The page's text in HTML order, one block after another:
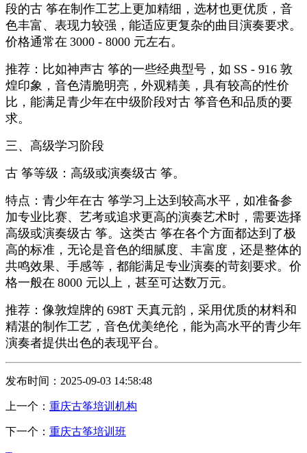
段的古 筝在制作工艺上更加精细，选材也更优质，音
色丰富、表现力较强，能适应更复杂的曲目演奏要求。
价格通常在 3000 - 8000 元左右。
推荐：比如神声古 筝的一些经典型号，如 SS - 916 敦
煌印象，音色清脆明亮，外观精美，具有较高的性价
比，能满足青少年在中级阶段对古 筝音色和品质的要
求。
三、高级学习阶段
古 筝等级：高级或演奏级古 筝。
特点：青少年在古 筝学习上达到较高水平，如准备参
加专业比赛、艺考或追求更高的演奏艺术时，需要选择
高级或演奏级古 筝。这类古 筝在各个方面都达到了极
高的标准，无论是音色的细腻度、丰富度，还是整体的
共鸣效果、手感等，都能满足专业演奏的苛刻要求。价
格一般在 8000 元以上，甚至可达数万元。
推荐：像敦煌牌的 698T 天真元韵，采用优质的材料和
精湛的制作工艺，音色优美绝伦，能为高水平的青少年
演奏者提供出色的表现平台。
发布时间：2025-09-03 14:58:48
上一个： 重庆古筝培训机构
下一个： 重庆古筝培训班